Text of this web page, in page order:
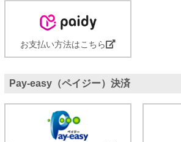
お支払い方法はこちら
Pay-easy（ペイジー）決済